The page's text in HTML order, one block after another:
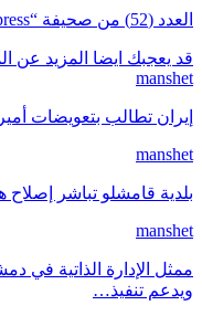
العدد (52) من صحيفة “Buyerpress”
قد يعجبك ايضا المزيد عن
manshet
إيران تطالب بتعويضات
manshet
بلدية قامشلو تباشر
manshet
ممثل الإدارة الذاتية في
ويدعم تنفيذ…